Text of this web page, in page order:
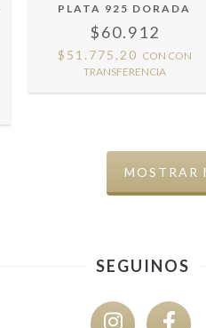
PLATA 925 DORADA
$60.912
$51.775,20 CON CON
TRANSFERENCIA
MOSTRAR
SEGUINOS